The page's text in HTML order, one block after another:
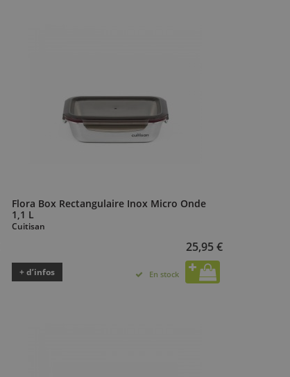
Flora Box Rectangulaire Inox Micro Onde
1,1 L
Cuitisan
25,95 €
+ d’infos En stock